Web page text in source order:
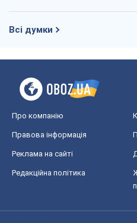
Всі думки
Про компанію
Правова інформація
Реклама на сайті
Редакційна політика